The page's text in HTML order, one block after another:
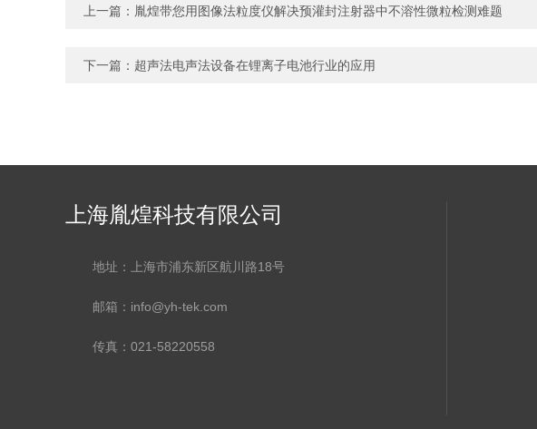
上一篇： 胤煌带您用图像法粒度仪解决预灌封注射器中不溶性微粒检测难题
下一篇： 超声法电声法设备在锂离子电池行业的应用
上海胤煌科技有限公司
地址：上海市浦东新区航川路18号
邮箱：info@yh-tek.com
传真：021-58220558